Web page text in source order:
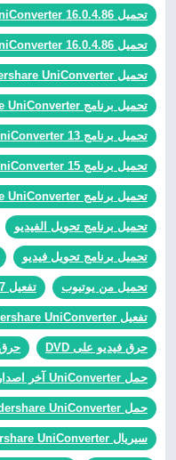
تحميل Wondershare UniConverter 16.0.4.86
تحميل Wondershare UniConverter 16.0.4.86 مفعل
تحميل Wondershare UniConverter مفعل
تحميل برنامج Wondershare UniConverter
تحميل برنامج Wondershare UniConverter 13
تحميل برنامج Wondershare UniConverter 15
تحميل برنامج Wondershare UniConverter مع الكراك
تحميل برنامج تحويل الفيديو
تحميل برنامج تحويل فيديو
تحميل من يوتيوب تفعيل UniConverter 15.7.3.47
تفعيل Wondershare UniConverter
حرق فيديو على DVD
حمل UniConverter آخر اصدار
حمل Wondershare UniConverter مجانا
سيريال Wondershare UniConverter